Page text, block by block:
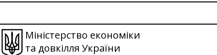
Міністерство економіки
та довкілля України